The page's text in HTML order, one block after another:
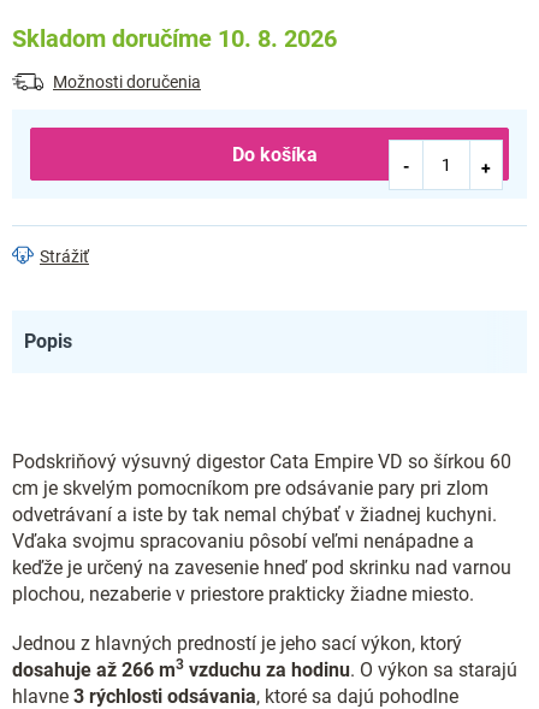
Skladom doručíme 10. 8. 2026
Možnosti doručenia
Do košíka
Strážiť
Popis
Podskriňový výsuvný digestor Cata Empire VD so šírkou 60
cm je skvelým pomocníkom pre odsávanie pary pri zlom
odvetrávaní a iste by tak nemal chýbať v žiadnej kuchyni.
Vďaka svojmu spracovaniu pôsobí veľmi nenápadne a
keďže je určený na zavesenie hneď pod skrinku nad varnou
plochou, nezaberie v priestore prakticky žiadne miesto.
Jednou z hlavných predností je jeho sací výkon, ktorý
dosahuje až 266 m3 vzduchu za hodinu. O výkon sa starajú
hlavne 3 rýchlosti odsávania, ktoré sa dajú pohodlne